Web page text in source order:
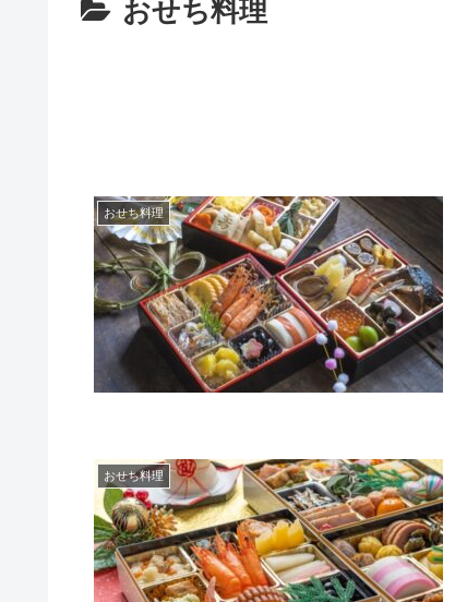
おせち料理
おせち料理
おせち料理